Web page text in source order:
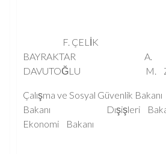
F. ÇELİK
BAYRAKTAR A.
DAVUTOĞLU M. Z.
Çalışma ve Sosyal Güvenlik
Bakanı
Ekonomi Bakanı